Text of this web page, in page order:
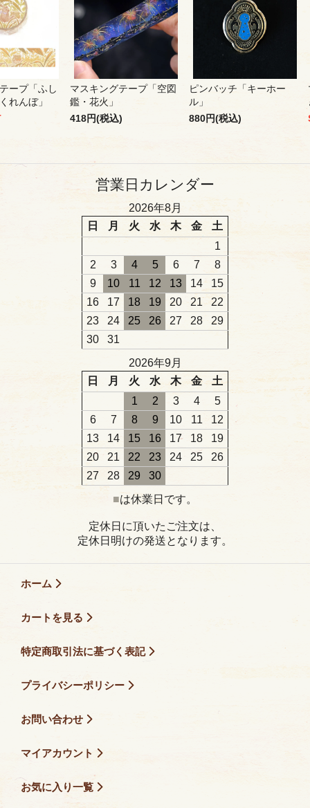
ープ「ふし
れんぼ」
マスキングテープ「空図
鑑・花火」
418円(税込)
ピンバッチ「キーホー
ル」
880円(税込)
営業日カレンダー
2026年8月
日
月 火 水 木 金
土
1
2
3 4 5 6 7
8
9
10 11 12 13 14
15
16
17 18 19 20 21
22
23
24 25 26 27 28
29
30
31
2026年9月
日
月 火 水 木 金
土
1
2 3 4
5
6
7 8 9 10 11
12
13
14 15 16 17 18
19
20
21 22 23 24 25
26
27
28 29
30
■は休業日です。
定休日に頂いたご注文は、
定休日明けの発送となります。
ホーム
カートを見る
特定商取引法に基づく表記
プライバシーポリシー
お問い合わせ
マイアカウント
お気に入り一覧